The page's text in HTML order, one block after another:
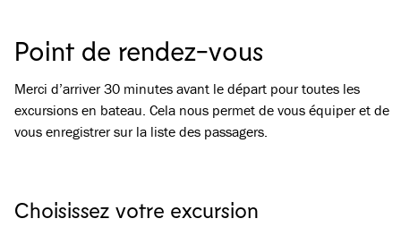
Point de rendez-vous
Merci d’arriver 30 minutes avant le départ pour toutes les
excursions en bateau. Cela nous permet de vous équiper et de
vous enregistrer sur la liste des passagers.
Choisissez votre excursion